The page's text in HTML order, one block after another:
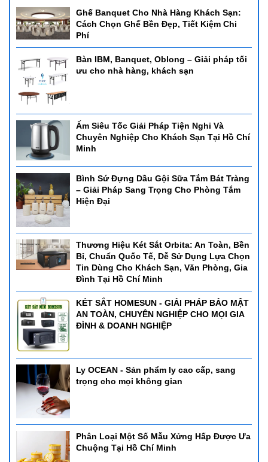
Ghế Banquet Cho Nhà Hàng Khách Sạn:
Cách Chọn Ghế Bền Đẹp, Tiết Kiệm Chi
Phí
Bàn IBM, Banquet, Oblong – Giải pháp tối
ưu cho nhà hàng, khách sạn
Ấm Siêu Tốc Giải Pháp Tiện Nghi Và
Chuyên Nghiệp Cho Khách Sạn Tại Hồ Chí
Minh
Bình Sứ Đựng Dầu Gội Sữa Tắm Bát Tràng
– Giải Pháp Sang Trọng Cho Phòng Tắm
Hiện Đại
Thương Hiệu Két Sắt Orbita: An Toàn, Bền
Bỉ, Chuẩn Quốc Tế, Dễ Sử Dụng Lựa Chọn
Tin Dùng Cho Khách Sạn, Văn Phòng, Gia
Đình Tại Hồ Chí Minh
KÉT SẮT HOMESUN - GIẢI PHÁP BẢO MẬT
AN TOÀN, CHUYÊN NGHIỆP CHO MỌI GIA
ĐÌNH & DOANH NGHIỆP
Ly OCEAN - Sản phẩm ly cao cấp, sang
trọng cho mọi không gian
Phân Loại Một Số Mẫu Xửng Hấp Được Ưa
Chuộng Tại Hồ Chí Minh